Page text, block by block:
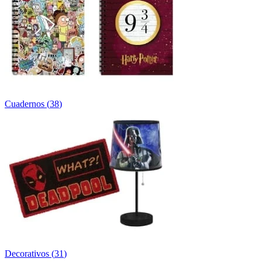
Cuadernos (38)
Decorativos (31)